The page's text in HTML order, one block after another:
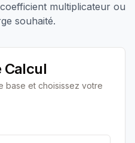
multiplicateur ou
souhaité.
Calcul
base et choisissez votre